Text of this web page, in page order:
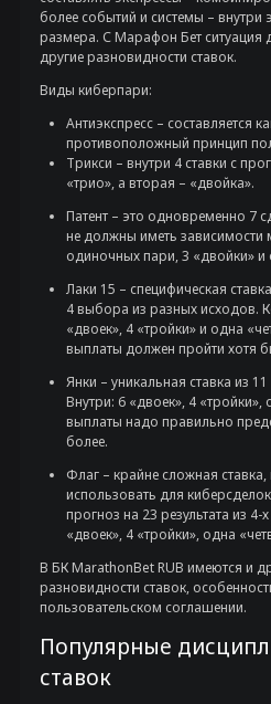
более событий и системы – внутри
размера. С Марафон Бет ситуация
другие разновидности ставок.
Виды киберпари:
Антиэкспресс – составляется
противоположный принцип
Трикси – внутри 4 ставки с
«трио», а вторая – «двойка».
Патент – это одновременно 7
не должны иметь зависимости
одиночных пари, 3 «двойки» и
Лаки 15 – специфическая
4 выбора из разных исходов.
«двоек», 4 «тройки» и одна
выплаты должен пройти хотя
Янки – уникальная ставка из
Внутри: 6 «двоек», 4 «тройки»,
выплаты надо правильно
более.
Флаг – крайне сложная
использовать для
прогноз на 23 результата из
«двоек», 4 «тройки», одна
В БК MarathonBet RUB имеются и
разновидности ставок,
пользовательском соглашении.
Популярные
ставок